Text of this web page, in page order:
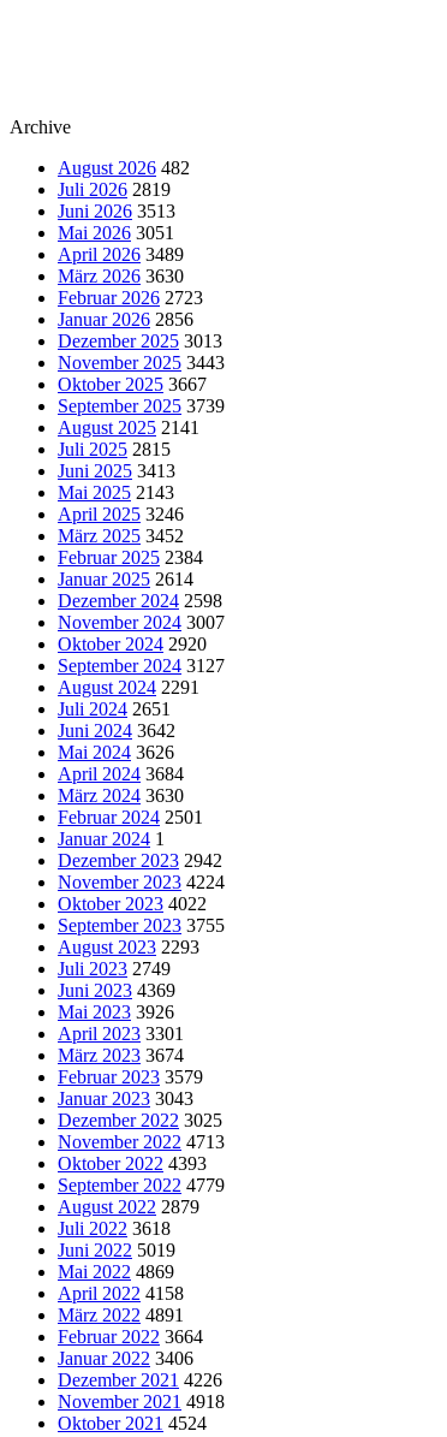
Archive
August 2026 482
Juli 2026 2819
Juni 2026 3513
Mai 2026 3051
April 2026 3489
März 2026 3630
Februar 2026 2723
Januar 2026 2856
Dezember 2025 3013
November 2025 3443
Oktober 2025 3667
September 2025 3739
August 2025 2141
Juli 2025 2815
Juni 2025 3413
Mai 2025 2143
April 2025 3246
März 2025 3452
Februar 2025 2384
Januar 2025 2614
Dezember 2024 2598
November 2024 3007
Oktober 2024 2920
September 2024 3127
August 2024 2291
Juli 2024 2651
Juni 2024 3642
Mai 2024 3626
April 2024 3684
März 2024 3630
Februar 2024 2501
Januar 2024 1
Dezember 2023 2942
November 2023 4224
Oktober 2023 4022
September 2023 3755
August 2023 2293
Juli 2023 2749
Juni 2023 4369
Mai 2023 3926
April 2023 3301
März 2023 3674
Februar 2023 3579
Januar 2023 3043
Dezember 2022 3025
November 2022 4713
Oktober 2022 4393
September 2022 4779
August 2022 2879
Juli 2022 3618
Juni 2022 5019
Mai 2022 4869
April 2022 4158
März 2022 4891
Februar 2022 3664
Januar 2022 3406
Dezember 2021 4226
November 2021 4918
Oktober 2021 4524